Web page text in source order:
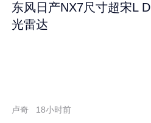
东风日产NX7尺寸超宋L
光雷达
卢奇 18小时前